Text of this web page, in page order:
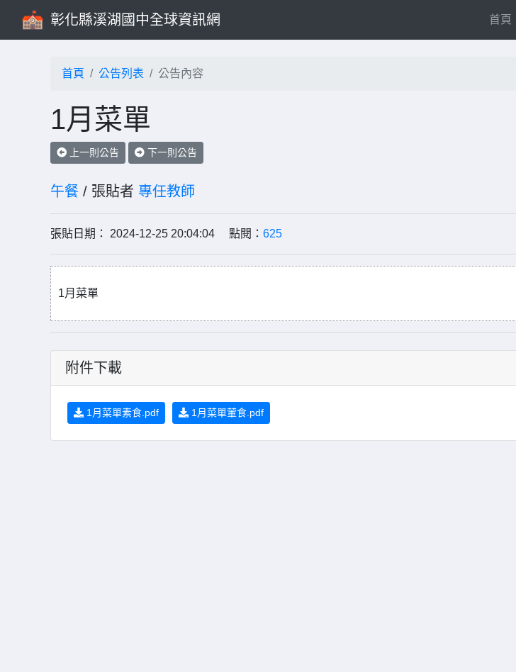
彰化縣溪湖國中全球資訊網 首頁
首頁 公告列表 公告內容
1月菜單
上一則公告 下一則公告
午餐 / 張貼者 專任教師
張貼日期： 2024-12-25 20:04:04 點閱： 625
1月菜單
附件下載
1月菜單素食.pdf 1月菜單葷食.pdf